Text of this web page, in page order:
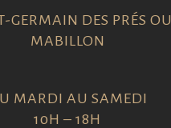
GERMAIN DES PRÉS OU
MABILLON
MARDI AU SAMEDI
10H – 18H